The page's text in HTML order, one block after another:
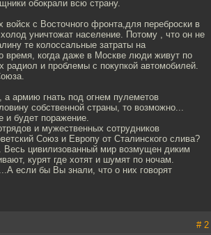
обокрали всю страну.
с Восточного фронта,для переброски в
уничтожат население. Потому , что он не
те колоссальные затраты на
время, когда даже в Москве люди живут по
радиол и проблемы с покупкой автомобилей.
армию гнать под огнем пулеметов
собственной страны, то возможно...
и будет поражение.
и мужественных сотрудников
Союз и Европу от Сталинского слива?
Весь цивилизованный мир возмущен диким
курят где хотят и шумят по ночам.
если бы Вы знали, что о них говорят
# 2